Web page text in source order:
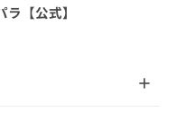
【公式】